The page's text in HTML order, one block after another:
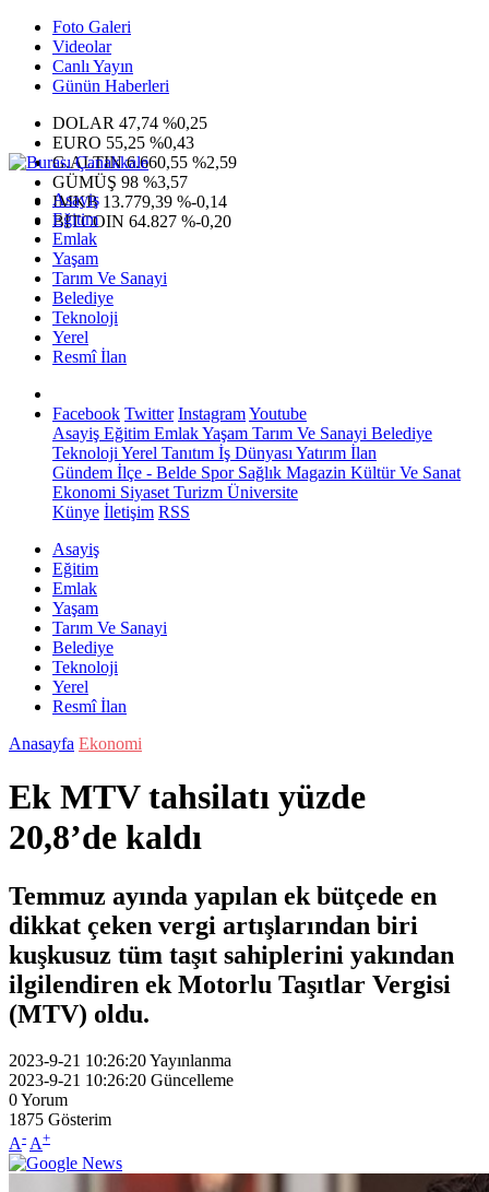
Foto Galeri
Videolar
Canlı Yayın
Günün Haberleri
DOLAR 47,74 %0,25
EURO 55,25 %0,43
G.ALTIN6.660,55 %2,59
GÜMÜŞ 98 %3,57
IMKB 13.779,39 %-0,14
BITCOIN 64.827 %-0,20
Asayiş
Eğitim
Emlak
Yaşam
Tarım Ve Sanayi
Belediye
Teknoloji
Yerel
Resmî İlan
Facebook Twitter InstagramYoutube
Asayiş Eğitim EmlakYaşam Tarım Ve Sanayi Belediye
Teknoloji Yerel Tanıtım İş Dünyası Yatırım İlan
Gündem İlçe - Belde SporSağlık Magazin Kültür Ve Sanat
Ekonomi Siyaset Turizm Üniversite
Künye İletişim RSS
Asayiş
Eğitim
Emlak
Yaşam
Tarım Ve Sanayi
Belediye
Teknoloji
Yerel
Resmî İlan
Anasayfa Ekonomi
Ek MTV tahsilatı yüzde
20,8’de kaldı
Temmuz ayında yapılan ek bütçede en
dikkat çeken vergi artışlarından biri
kuşkusuz tüm taşıt sahiplerini yakından
ilgilendiren ek Motorlu Taşıtlar Vergisi
(MTV) oldu.
2023-9-21 10:26:20Yayınlanma
2023-9-21 10:26:20 Güncelleme
0Yorum
1875 Gösterim
A- A+